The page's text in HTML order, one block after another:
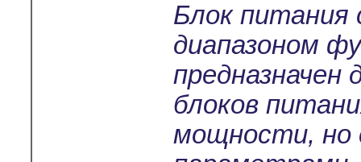
Блок питания
диапазоном
предназначен
блоков
мощности, но